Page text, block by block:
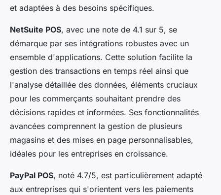
et adaptées à des besoins spécifiques.
NetSuite POS, avec une note de 4.1 sur 5, se
démarque par ses intégrations robustes avec un
ensemble d'applications. Cette solution facilite la
gestion des transactions en temps réel ainsi que
l'analyse détaillée des données, éléments cruciaux
pour les commerçants souhaitant prendre des
décisions rapides et informées. Ses fonctionnalités
avancées comprennent la gestion de plusieurs
magasins et des mises en page personnalisables,
idéales pour les entreprises en croissance.
PayPal POS, noté 4.7/5, est particulièrement adapté
aux entreprises qui s'orientent vers les paiements